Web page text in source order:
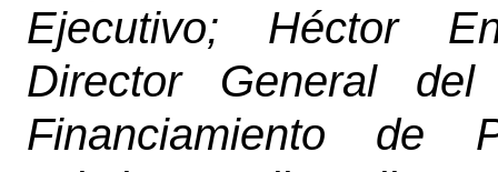
Ejecutivo; Héctor
Director General
Financiamiento de